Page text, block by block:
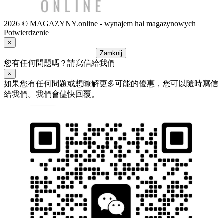
2026 © MAGAZYNY.online - wynajem hal magazynowych
Potwierdzenie
×
Zamknij
您有任何問題嗎？請寫信給我們
×
如果您有任何問題或想瞭解更多可能的優惠，您可以隨時寫信
給我們。我們會儘快回覆。